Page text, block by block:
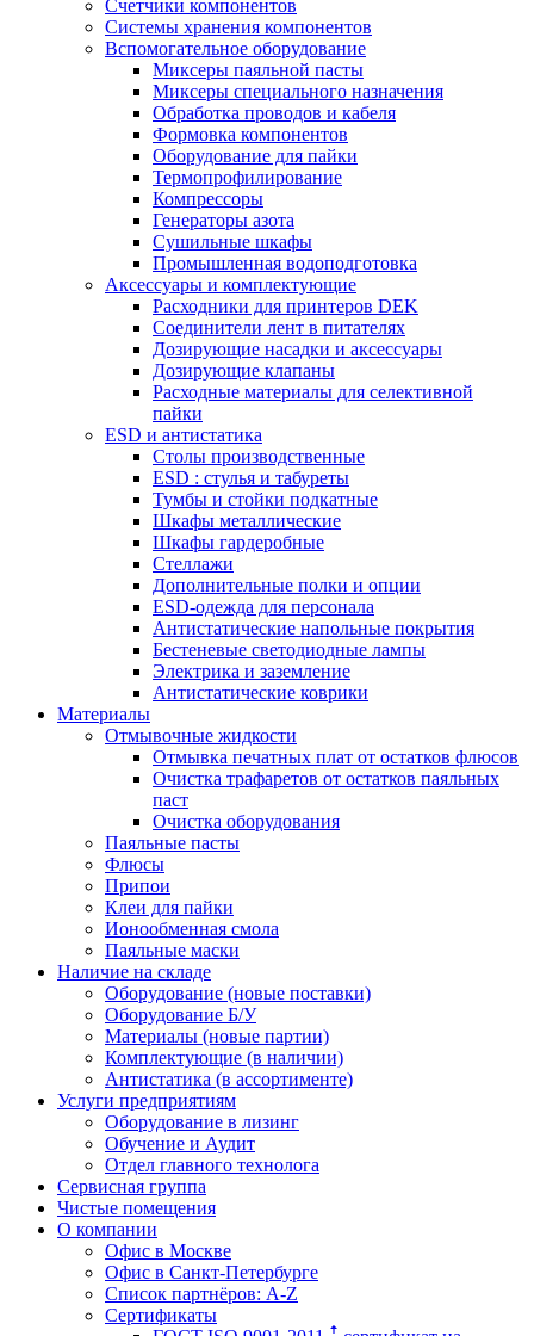
Счетчики компонентов
Системы хранения компонентов
Вспомогательное оборудование
Миксеры паяльной пасты
Миксеры специального назначения
Обработка проводов и кабеля
Формовка компонентов
Оборудование для пайки
Термопрофилирование
Компрессоры
Генераторы азота
Сушильные шкафы
Промышленная водоподготовка
Аксессуары и комплектующие
Расходники для принтеров DEK
Соединители лент в питателях
Дозирующие насадки и аксессуары
Дозирующие клапаны
Расходные материалы для селективной
пайки
ESD и антистатика
Столы производственные
ESD : cтулья и табуреты
Тумбы и стойки подкатные
Шкафы металлические
Шкафы гардеробные
Стеллажи
Дополнительные полки и опции
ESD-одежда для персонала
Антистатические напольные покрытия
Бестеневые светодиодные лампы
Электрика и заземление
Антистатические коврики
Материалы
Отмывочные жидкости
Отмывка печатных плат от остатков флюсов
Очистка трафаретов от остатков паяльных
паст
Очистка оборудования
Паяльные пасты
Флюсы
Припои
Клеи для пайки
Ионообменная смола
Паяльные маски
Наличие на складе
Оборудование (новые поставки)
Оборудование Б/У
Материалы (новые партии)
Комплектующие (в наличии)
Антистатика (в ассортименте)
Услуги предприятиям
Оборудование в лизинг
Обучение и Аудит
Отдел главного технолога
Сервисная группа
Чистые помещения
О компании
Офис в Москве
Офис в Санкт-Петербурге
Список партнёров: A-Z
Сертификаты